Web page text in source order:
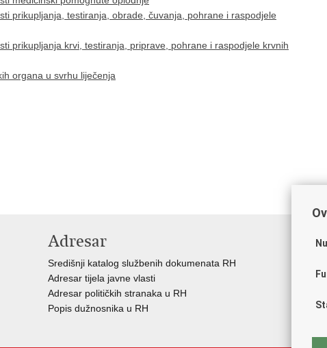
prikupljanja, testiranja, obrade, čuvanja, pohrane i raspodjele
prikupljanja krvi, testiranja, priprave, pohrane i raspodjele krvnih
organa u svrhu liječenja
Adresar
Središnji katalog službenih dokumenata RH
Adresar tijela javne vlasti
Adresar političkih stranaka u RH
Popis dužnosnika u RH